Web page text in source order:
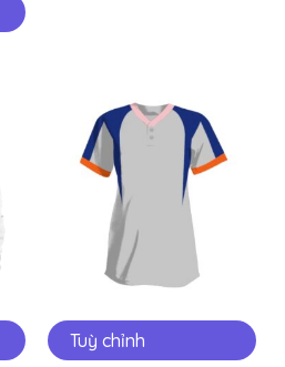
Tuỳ chỉnh